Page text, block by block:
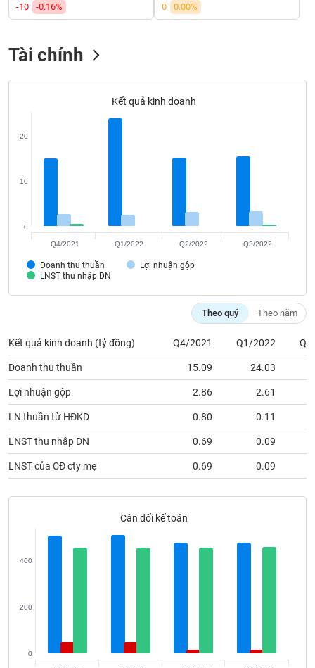
-10 -0.16% 0 0.00%
Tài chính
Kết quả kinh doanh
Doanh thu thuần
Lợi nhuận gộp
LNST thu nhập DN
0
10
20
Q4/2021 Q1/2022 Q2/2022 Q3/2022
Theo quý Theo năm
Kết quả kinh doanh (tỷ đồng) Q4/2021 Q1/2022
Doanh thu thuần 15.09 24.03
Lợi nhuận gộp 2.86 2.61
LN thuần từ HĐKD 0.80 0.11
LNST thu nhập DN 0.69 0.09
LNST của CĐ cty mẹ 0.69 0.09
Cân đối kế toán
0
200
400
SÓC
SỨC
TIN
THÔNG
TIỆN
ÍCH
(-)